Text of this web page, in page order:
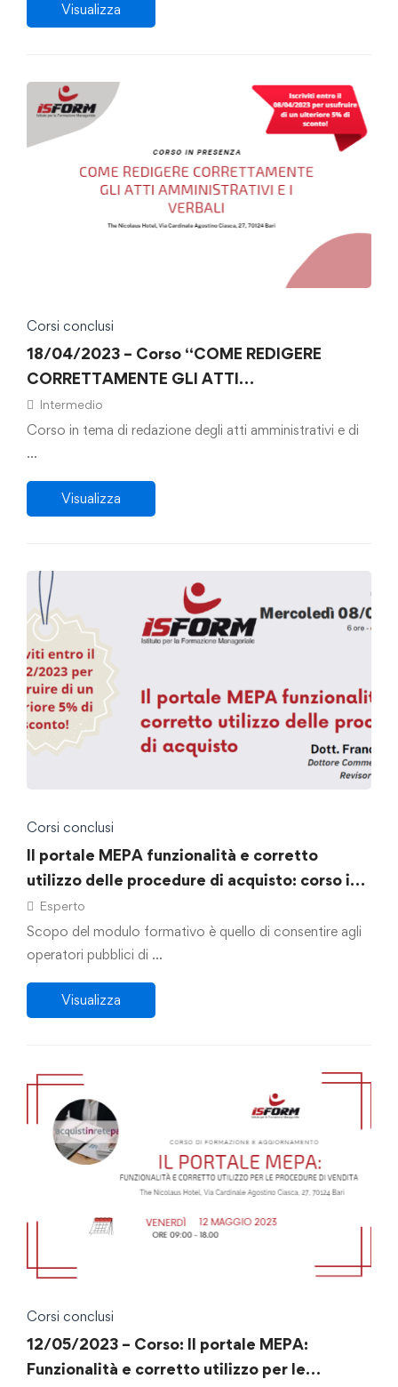
Visualizza
Corsi conclusi
18/04/2023 – Corso “COME REDIGERE
CORRETTAMENTE GLI ATTI
AMMINISTRATIVI E I VERBALI”
Intermedio
Corso in tema di redazione degli atti amministrativi e di
…
Visualizza
Corsi conclusi
Il portale MEPA funzionalità e corretto
utilizzo delle procedure di acquisto: corso in
presenza 08/03/2023
Esperto
Scopo del modulo formativo è quello di consentire agli
operatori pubblici di …
Visualizza
Corsi conclusi
12/05/2023 – Corso: Il portale MEPA:
Funzionalità e corretto utilizzo per le